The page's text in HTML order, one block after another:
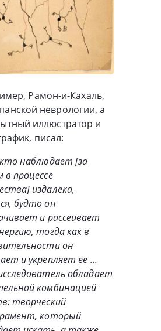
Рамон-и-Кахаль,
неврологии, а
иллюстратор и
писал:
наблюдает [за
в процессе
издалека,
будто он
и рассеивает
тогда как в
он
и укрепляет ее ...
обладает
комбинацией
творческий
который